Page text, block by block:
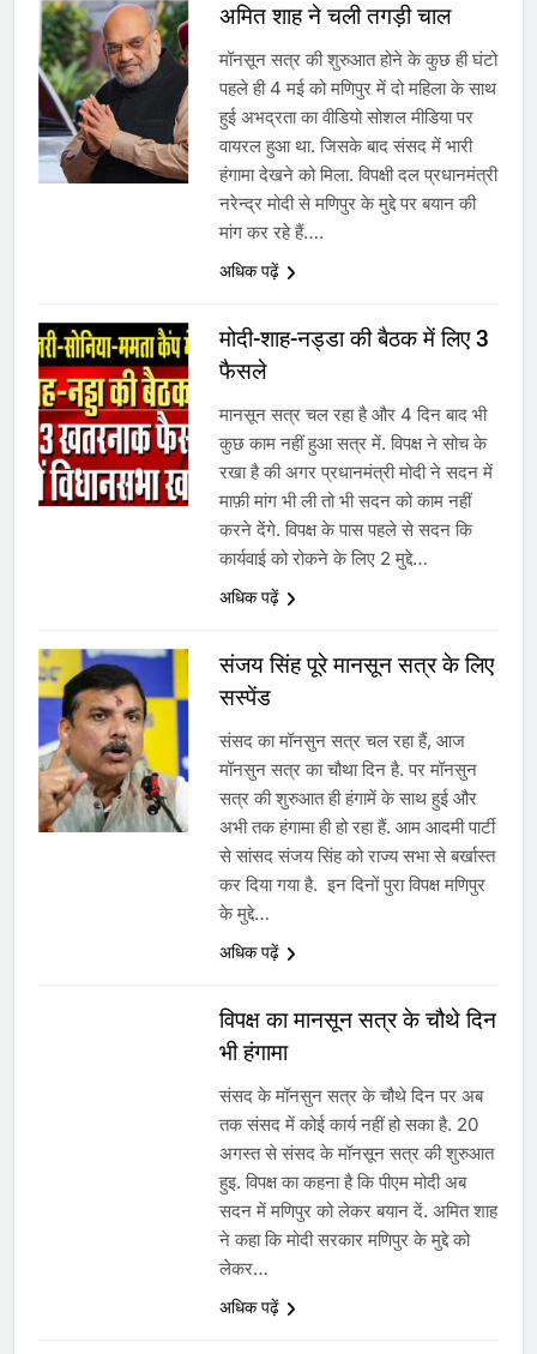
अमित शाह ने चली तगड़ी चाल
मॉनसून सत्र की शुरुआत होने के कुछ ही घंटो
पहले ही 4 मई को मणिपुर में दो महिला के साथ
हुई अभद्रता का वीडियो सोशल मीडिया पर
वायरल हुआ था. जिसके बाद संसद में भारी
हंगामा देखने को मिला. विपक्षी दल प्रधानमंत्री
नरेन्द्र मोदी से मणिपुर के मुद्दे पर बयान की
मांग कर रहे हैं….
अधिक पढ़ें
मोदी-शाह-नड्डा की बैठक में लिए 3
फैसले
मानसून सत्र चल रहा है और 4 दिन बाद भी
कुछ काम नहीं हुआ सत्र में. विपक्ष ने सोच के
रखा है की अगर प्रधानमंत्री मोदी ने सदन में
माफ़ी मांग भी ली तो भी सदन को काम नहीं
करने देंगे. विपक्ष के पास पहले से सदन कि
कार्यवाई को रोकने के लिए 2 मुद्दे…
अधिक पढ़ें
संजय सिंह पूरे मानसून सत्र के लिए
सस्पेंड
संसद का मॉनसुन सत्र चल रहा हैं, आज
मॉनसुन सत्र का चौथा दिन है. पर मॉनसुन
सत्र की शुरुआत ही हंगामें के साथ हुई और
अभी तक हंगामा ही हो रहा हैं. आम आदमी पार्टी
से सांसद संजय सिंह को राज्य सभा से बर्खास्त
कर दिया गया है. इन दिनों पुरा विपक्ष मणिपुर
के मुद्दे…
अधिक पढ़ें
विपक्ष का मानसून सत्र के चौथे दिन
भी हंगामा
संसद के मॉनसुन सत्र के चौथे दिन पर अब
तक संसद में कोई कार्य नहीं हो सका है. 20
अगस्त से संसद के मॉनसून सत्र की शुरुआत
हुइ. विपक्ष का कहना है कि पीएम मोदी अब
सदन में मणिपुर को लेकर बयान दें. अमित शाह
ने कहा कि मोदी सरकार मणिपुर के मुद्दे को
लेकर…
अधिक पढ़ें
राम की नगरी अयोध्या में आने वाले भक्तों
6
उत्तर प्रदेश में गांवों में बढ़ेंगी सुविधाएं: 67%
बढ़ा पंचायतों का बजट
गाजा युद्धविराम को लेकर बड़ी खबरें
8
चुनाव से पहले लालू परिवार पर बड़ा झटका,
दिल्ली कोर्ट ने IRCTC घोटाले में आरोप
तय किए
SRN अस्पताल का नाम अमर शहीद ठाकुर
रोशन सिंह के नाम पर करने की मांग तेज
अमर शहीद ठाकुर रोशन सिंह के नाम पर
स्वरूप रानी नेहरू चिकित्सालय का
नामकरण करने की मांग को लेकर
अनिश्चितकालीन धरना शुरू
289 एकड़ भूमि पर विकसित होगा कार्बन-
फ्री डेटा सेंटर, हजारों उच्च-कुशल
रोजगार सृजन की संभावना